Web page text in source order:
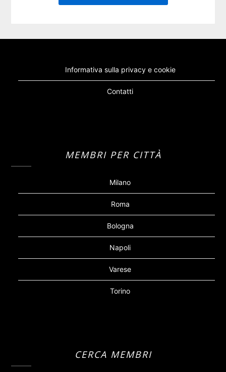
Informativa sulla privacy e cookie
Contatti
MEMBRI PER CITTÀ
Milano
Roma
Bologna
Napoli
Varese
Torino
CERCA MEMBRI